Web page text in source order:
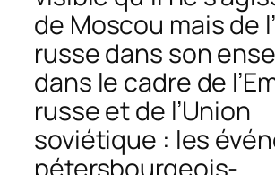
de Moscou mais de
russe dans son
dans le cadre de
russe et de l’Union
soviétique : les